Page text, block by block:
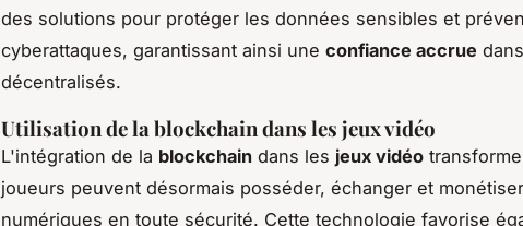
des solutions pour protéger les données sensibles et
cyberattaques, garantissant ainsi une confiance accrue
décentralisés.
Utilisation de la blockchain dans les jeux vidéo
L'intégration de la blockchain dans les jeux vidéo
joueurs peuvent désormais posséder, échanger et
numériques en toute sécurité. Cette technologie favorise